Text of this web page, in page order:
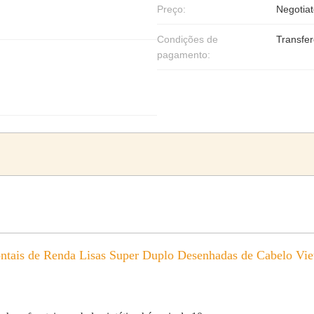
Preço:
Condições de
pagamento:
de Renda Lisas Super Duplo Desenhadas de Cabelo